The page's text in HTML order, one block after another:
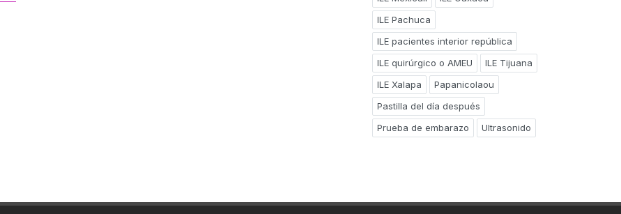
ILE Pachuca
ILE pacientes interior república
ILE quirúrgico o AMEU
ILE Tijuana
ILE Xalapa
Papanicolaou
Pastilla del día después
Prueba de embarazo
Ultrasonido